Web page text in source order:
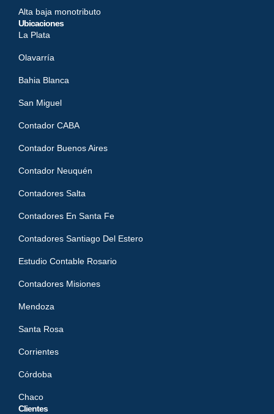
Alta baja monotributo
Ubicaciones
La Plata
Olavarría
Bahia Blanca
San Miguel
Contador CABA
Contador Buenos Aires
Contador Neuquén
Contadores Salta
Contadores En Santa Fe
Contadores Santiago Del Estero
Estudio Contable Rosario
Contadores Misiones
Mendoza
Santa Rosa
Corrientes
Córdoba
Chaco
Clientes